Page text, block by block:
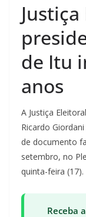
de Itu
anos
A Justiça
Ricardo
de documento
setembro, no
quinta-feira (17).
Receba